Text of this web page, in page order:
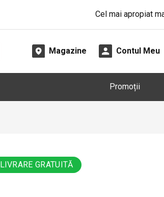
Cel mai apropiat
Magazine Contul Meu
Promoții
LIVRARE GRATUITĂ